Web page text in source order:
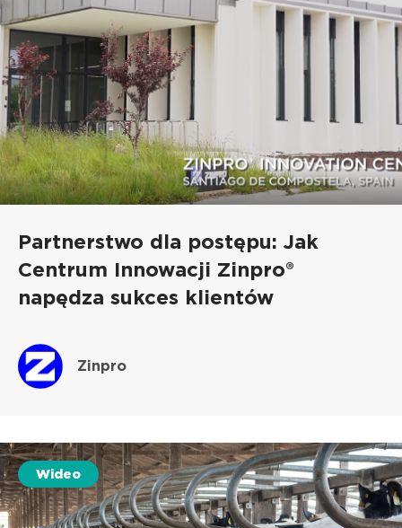
Partnerstwo dla postępu: Jak
Centrum Innowacji Zinpro®
napędza sukces klientów
Zinpro
Wideo